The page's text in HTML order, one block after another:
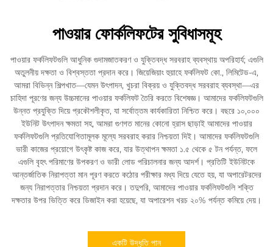
পাওয়ার ফোর্কলিফটের সুবিধাসমূহ
পাওয়ার ফর্কলিফটগুলি আধুনিক গুদামজাতকরণ ও যুক্তিবদ্ধ সরবরাহ ব্যবস্থায় অপরিহার্য; এগুলি
অতুলনীয় দক্ষতা ও বিশ্বস্ততা প্রদান করে। জিয়েজিয়াং হুয়াহে ফর্কলিফট কো., লিমিটেড-এ,
আমরা বিভিন্ন শিল্পখাত—যেমন উৎপাদন, খুচরা বিক্রয় ও যুক্তিবদ্ধ সরবরাহ ব্যবস্থা—এর
চাহিদা পূরণের জন্য উচ্চমানের পাওয়ার ফর্কলিফট তৈরি করতে বিশেষজ্ঞ। আমাদের ফর্কলিফটগুলি
উন্নত প্রযুক্তি দিয়ে প্রকৌশলীকৃত, যা সর্বোত্তম কার্যকারিতা নিশ্চিত করে। বছরে ১০,০০০
ইউনিট উৎপাদন ক্ষমতা সহ, আমরা গুণগত মানের কোনো হ্রাস ছাড়াই আমাদের পাওয়ার
ফর্কলিফটগুলি প্রতিযোগিতামূলক মূল্যে সরবরাহ করার নিশ্চয়তা দিই। আমাদের ফর্কলিফটগুলি
ভারী কাজের প্রয়োগে উৎকৃষ্ট কাজ করে, যার উত্থাপন ক্ষমতা ১.৫ থেকে ৫ টন পর্যন্ত, ফলে
এগুলি বৃহৎ পরিমাণের উপকরণ ও ভারী লোড পরিচালনার জন্য আদর্শ। প্রতিটি ইউনিটকে
আন্তর্জাতিক নিরাপত্তা মান পূরণ করতে কঠোর পরীক্ষার মধ্য দিয়ে যেতে হয়, যা অপারেটরদের
জন্য নিরাপত্তার নিশ্চয়তা প্রদান করে। তদুপরি, আমাদের পাওয়ার ফর্কলিফটগুলি শক্তি
দক্ষতার উপর ভিত্তি করে ডিজাইন করা হয়েছে, যা অপারেশন খরচ ২০% পর্যন্ত কমিয়ে দেয়।
একটি উদ্ধৃতি পান